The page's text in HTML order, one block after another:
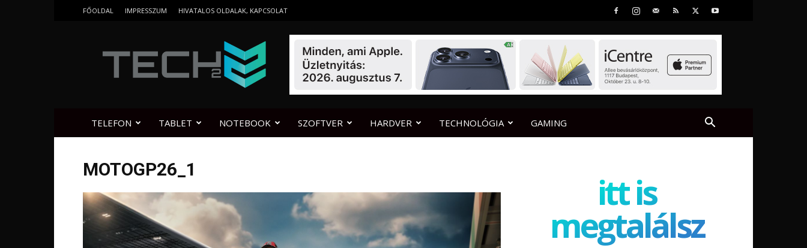
FŐOLDAL IMPRESSZUM HIVATALOS OLDALAK, KAPCSOLAT
TELEFON TABLET NOTEBOOK SZOFTVER HARDVER TECHNOLÓGIA GAMING
MOTOGP26_1
itt is
megtalálsz